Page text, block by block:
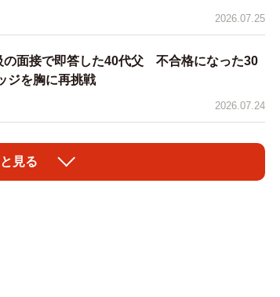
2026.07.25
の面接で即答した40代父 不合格になった30
ジを胸に再挑戦
2026.07.24
見る